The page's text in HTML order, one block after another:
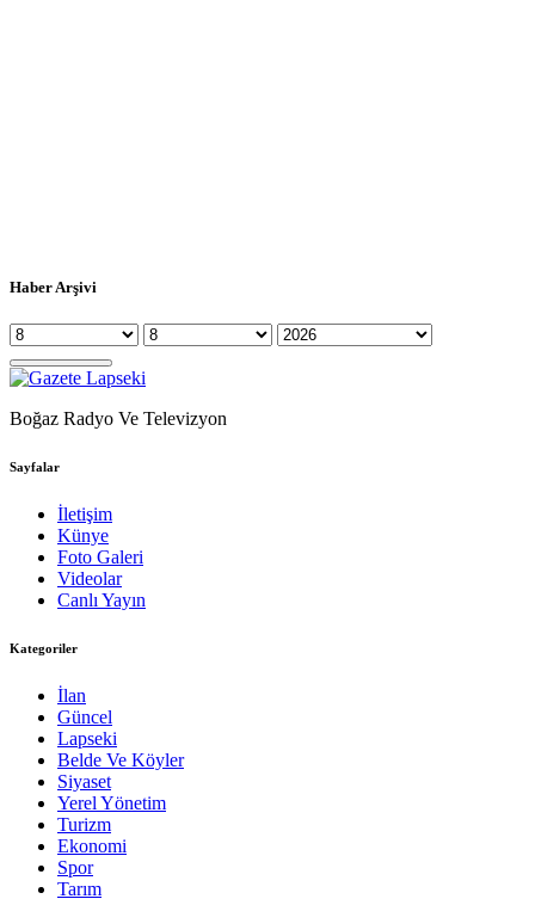
Haber Arşivi
Boğaz Radyo Ve Televizyon
Sayfalar
İletişim
Künye
Foto Galeri
Videolar
Canlı Yayın
Kategoriler
İlan
Güncel
Lapseki
Belde Ve Köyler
Siyaset
Yerel Yönetim
Turizm
Ekonomi
Spor
Tarım